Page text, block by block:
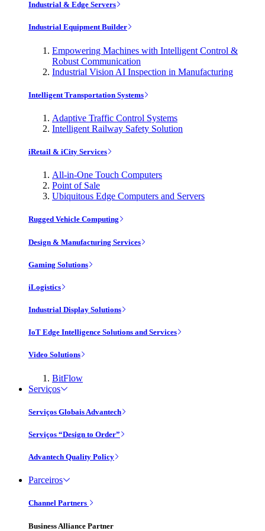
Industrial & Edge Servers
Industrial Equipment Builder
Empowering Machines with Intelligent Control &
Robust Communication
Industrial Vision AI Inspection in Manufacturing
Intelligent Transportation Systems
Adaptive Traffic Control Systems
Intelligent Railway Safety Solution
iRetail & iCity Services
All-in-One Touch Computers
Point of Sale
Ubiquitous Edge Computers and Servers
Rugged Vehicle Computing
Design & Manufacturing Services
Gaming Solutions
iLogistics
Industrial Display Solutions
IoT Edge Intelligence Solutions and Services
Video Solutions
BitFlow
Serviços
Serviços Globais Advantech
Serviços “Design to Order”
Advantech Quality Policy
Parceiros
Channel Partners
Business Alliance Partner